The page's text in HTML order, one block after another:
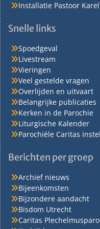
Installatie Pastoor
Snelle links
Spoedgeval
Livestream
Vieringen
Veel gestelde vragen
Overlijden en uitvaart
Belangrijke publicaties
Kerken in de Parochie
Liturgische Kalender
Parochiële Caritas
Berichten per groep
Archief nieuws
Bijeenkomsten
Bijzondere aandacht
Bisdom Utrecht
Caritas